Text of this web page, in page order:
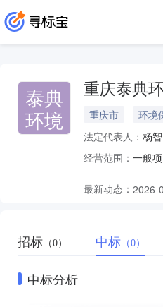
泰典
环境
重庆泰典
重庆市 环境
法定代表人： 杨智
经营范围：
最新动态： 2026-
招标 （0） 中标 （0）
中标分析